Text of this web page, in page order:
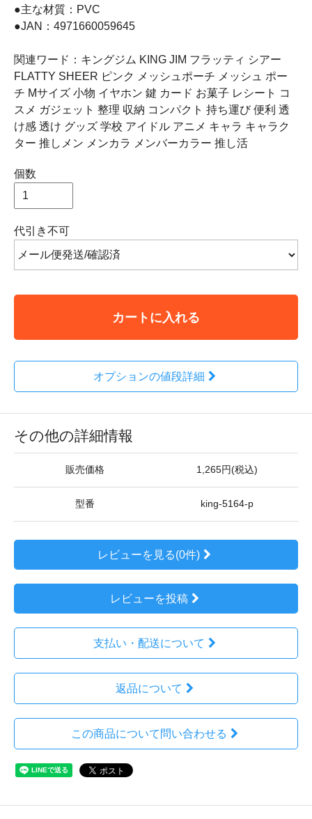
●主な材質：PVC
●JAN：4971660059645
関連ワード：キングジム KING JIM フラッティ シアー
FLATTY SHEER ピンク メッシュポーチ メッシュ ポー
チ Mサイズ 小物 イヤホン 鍵 カード お菓子 レシート コ
スメ ガジェット 整理 収納 コンパクト 持ち運び 便利 透
け感 透け グッズ 学校 アイドル アニメ キャラ キャラク
ター 推しメン メンカラ メンバーカラー 推し活
個数
代引き不可
カートに入れる
オプションの値段詳細
その他の詳細情報
販売価格 1,265円(税込)
型番 king-5164-p
レビューを見る(0件)
レビューを投稿
支払い・配送について
返品について
この商品について問い合わせる